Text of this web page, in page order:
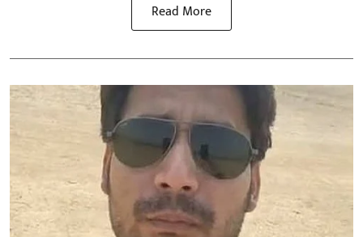
Read More